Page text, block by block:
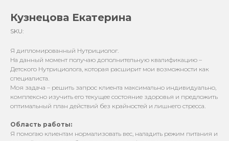
Кузнецова Екатерина
SKU:
Я дипломированный Нутрициолог.
На данный момент получаю дополнительную квалификацию –
Детского Нутрициолога, которая расширит мои возможности как
специалиста.
Моя задача – решить запрос клиента максимально индивидуально,
комплексно изучить его текущее состояние здоровья и предложить
оптимальный план действий без крайностей и лишнего стресса.
Область работы:
Я помогаю клиентам нормализовать вес, наладить режим питания и